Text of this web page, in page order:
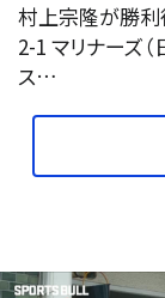
村上宗隆が勝利
2-1 マリナーズ
ス…